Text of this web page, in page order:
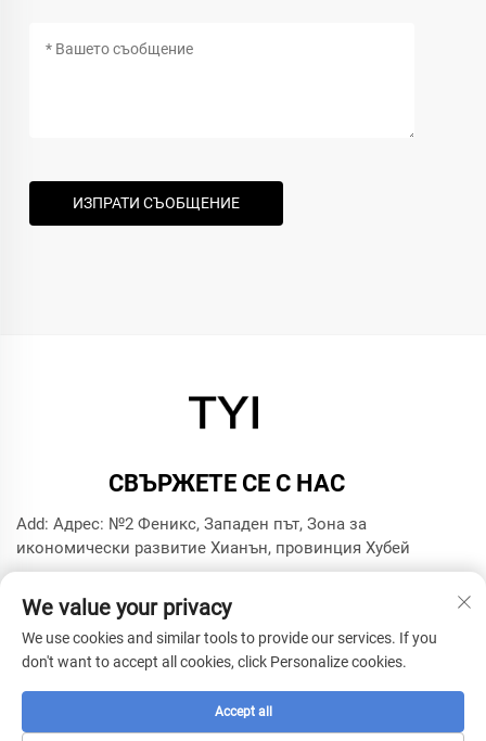
ИЗПРАТИ СЪОБЩЕНИЕ
СВЪРЖЕТЕ СЕ С НАС
Add: Адрес: №2 Феникс, Западен път, Зона за
икономически развитие Хианън, провинция Хубей
Имейл:[email protected]
Авторско право © 2025 от фирма за моделна технология
Политика за поверителност
We value your privacy
We use cookies and similar tools to provide our services. If you
don't want to accept all cookies, click Personalize cookies.
Accept all